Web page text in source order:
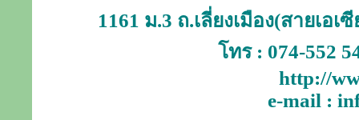
1161 ม.3 ถ.เลี่ยงเมือง(สายเอ
โทร : 074-552
http://
e-mail :